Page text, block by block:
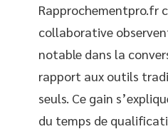
Rapprochementpro.fr
collaborative
notable dans la
rapport aux outils
seuls. Ce gain
du temps de